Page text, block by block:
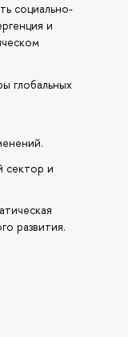
социально-
и
глобальных
сектор и
развития.